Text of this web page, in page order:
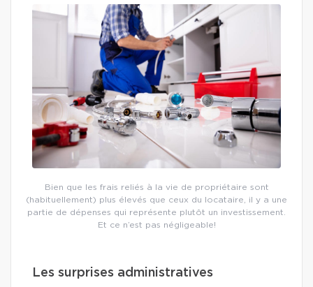
Bien que les frais reliés à la vie de propriétaire sont
(habituellement) plus élevés que ceux du locataire, il y a une
partie de dépenses qui représente plutôt un investissement.
Et ce n’est pas négligeable!
Les surprises administratives